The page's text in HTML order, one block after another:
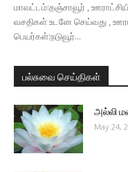
மாவட்டம்:தஞ்சாவூர் ,
வசதிகள் உடனே செய்வது ,
பெயர்கள்:நடுவூர்...
பல்சுவை செய்திகள்
அல்லி
May 24,